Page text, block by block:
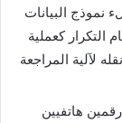
نموذج البيانات
التكرار كعملية
لآلية المراجعة
هاتفيين